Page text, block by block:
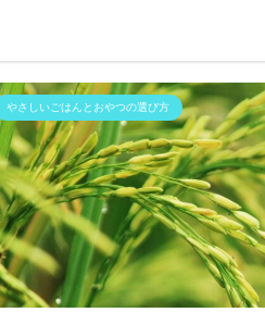
やさしいごはんとおやつの選び方